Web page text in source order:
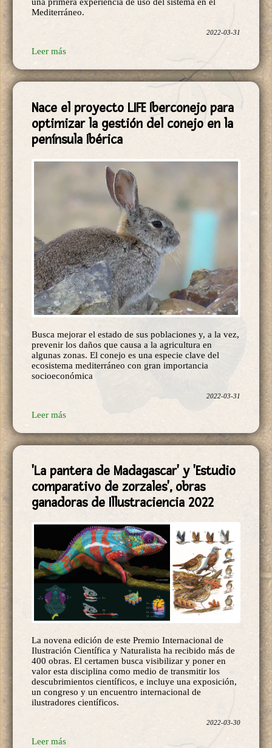
una primera experiencia de uso del sistema en el
Mediterráneo.
2022-03-31
Leer más
Nace el proyecto LIFE Iberconejo para
optimizar la gestión del conejo en la
península Ibérica
Busca mejorar el estado de sus poblaciones y, a la vez,
prevenir los daños que causa a la agricultura en
algunas zonas. El conejo es una especie clave del
ecosistema mediterráneo con gran importancia
socioeconómica
2022-03-31
Leer más
'La pantera de Madagascar' y 'Estudio
comparativo de zorzales', obras
ganadoras de Illustraciencia 2022
La novena edición de este Premio Internacional de
Ilustración Científica y Naturalista ha recibido más de
400 obras. El certamen busca visibilizar y poner en
valor esta disciplina como medio de transmitir los
descubrimientos científicos, e incluye una exposición,
un congreso y un encuentro internacional de
ilustradores científicos.
2022-03-30
Leer más